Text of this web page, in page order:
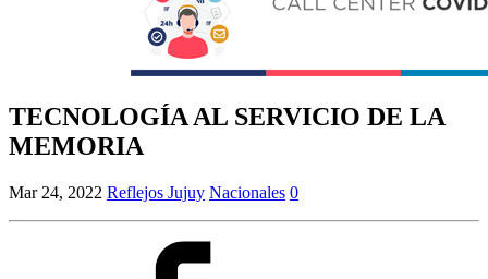
TECNOLOGÍA AL SERVICIO DE LA
MEMORIA
Mar 24, 2022 Reflejos Jujuy Nacionales 0